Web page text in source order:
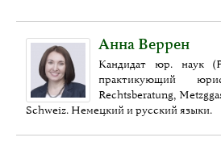
Анна Веррен
Кандидат юр. наук
практикующий
Rechtsberatung,
Schweiz. Немецкий и русский языки.